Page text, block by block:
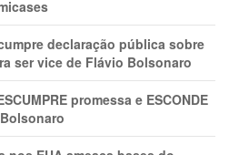
declaração pública sobre
ser vice de Flávio Bolsonaro
promessa e ESCONDE